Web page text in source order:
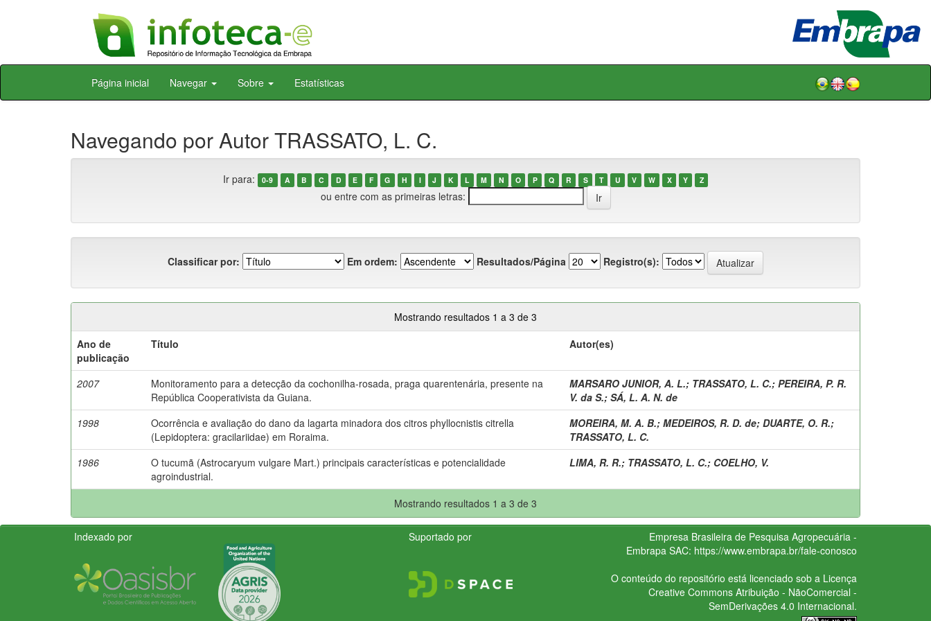
Skip
Página inicial Navegar Sobre Estatísticas
Navegando por Autor TRASSATO, L. C.
Ir para: 0-9 A B C D E F G H I J K L M N O P Q R S T U V W X Y Z
ou entre com as primeiras letras:
Classificar por: Em ordem: Resultados/Página Registro(s):
Mostrando resultados 1 a 3 de 3
Ano de
publicação
Título Autor(es)
2007
Monitoramento para a detecção da cochonilha-rosada, praga quarentenária, presente na
República Cooperativista da Guiana.
MARSARO JUNIOR, A. L.; TRASSATO, L. C.; PEREIRA, P. R.
V. da S.; SÁ, L. A. N. de
1998
Ocorrência e avaliação do dano da lagarta minadora dos citros phyllocnistis citrella
(Lepidoptera: gracilariidae) em Roraima.
MOREIRA, M. A. B.; MEDEIROS, R. D. de; DUARTE, O. R.;
TRASSATO, L. C.
1986
O tucumã (Astrocaryum vulgare Mart.) principais características e potencialidade
agroindustrial.
LIMA, R. R.; TRASSATO, L. C.; COELHO, V.
Mostrando resultados 1 a 3 de 3
Indexado por Suportado por
Empresa Brasileira de Pesquisa Agropecuária -
Embrapa SAC: https://www.embrapa.br/fale-conosco
O conteúdo do repositório está licenciado sob a Licença
Creative CommonsAtribuição - NãoComercial -
SemDerivações 4.0 Internacional.